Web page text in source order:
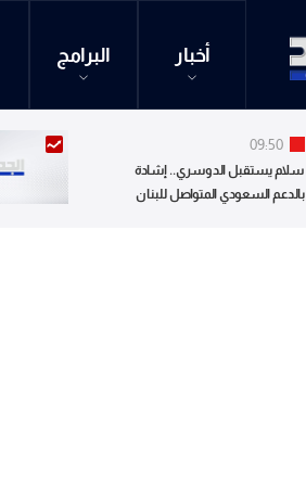
أخبار البرامج
09:50
سلام يستقبل الدوسري.. إشادة
بالدعم السعودي المتواصل للبنان